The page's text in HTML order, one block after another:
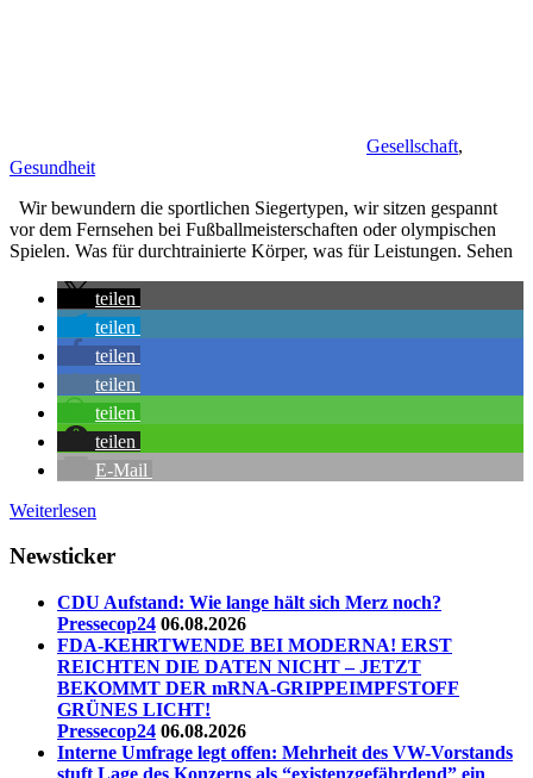
Gesellschaft,
Gesundheit
Wir bewundern die sportlichen Siegertypen, wir sitzen gespannt
vor dem Fernsehen bei Fußballmeisterschaften oder olympischen
Spielen. Was für durchtrainierte Körper, was für Leistungen. Sehen
teilen
teilen
teilen
teilen
teilen
teilen
E-Mail
Weiterlesen
Newsticker
CDU Aufstand: Wie lange hält sich Merz noch?
Pressecop24 06.08.2026
FDA-KEHRTWENDE BEI MODERNA! ERST
REICHTEN DIE DATEN NICHT – JETZT
BEKOMMT DER mRNA-GRIPPEIMPFSTOFF
GRÜNES LICHT!
Pressecop24 06.08.2026
Interne Umfrage legt offen: Mehrheit des VW-Vorstands
stuft Lage des Konzerns als “existenzgefährdend” ein